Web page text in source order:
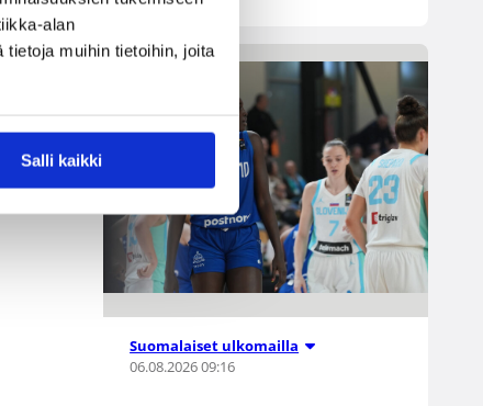
alan
muihin tietoihin, joita
Salli kaikki
Suomalaiset ulkomailla
06.08.2026 09:16